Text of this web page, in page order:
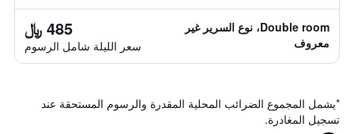
Double room، نوع السرير غير
معروف
485 ﷼
سعر الليلة شامل الرسوم
*يشمل المجموع الضرائب المحلية المقدرة والرسوم المستحقة عند
تسجيل المغادرة.